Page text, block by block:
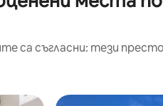
са съгласни: тези